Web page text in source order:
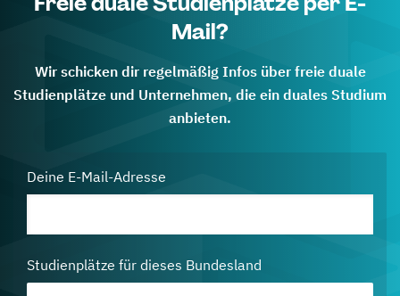
Mail?
Wir schicken dir regelmäßig Infos über freie duale
Studienplätze und Unternehmen, die ein duales Studium
anbieten.
Deine E-Mail-Adresse
Studienplätze für dieses Bundesland